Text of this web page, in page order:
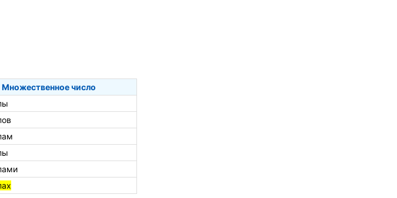
Множественное число